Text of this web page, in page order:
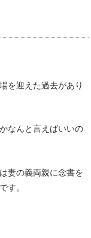
を迎えた過去があり
なんと言えばいいの
妻の義両親に念書を
す。